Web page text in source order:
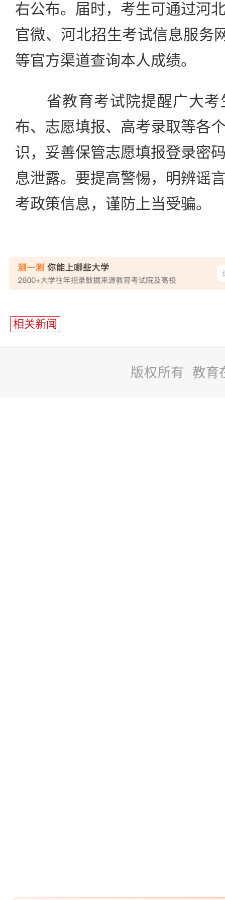
右公布。届时，考生可通过河
官微、河北招生考试信息服务
等官方渠道查询本人成绩。
省教育考试院提醒广大考
布、志愿填报、高考录取等各
识，妥善保管志愿填报登录密
息泄露。要提高警惕，明辨谣
考政策信息，谨防上当受骗。
相关新闻
版权所有 教育